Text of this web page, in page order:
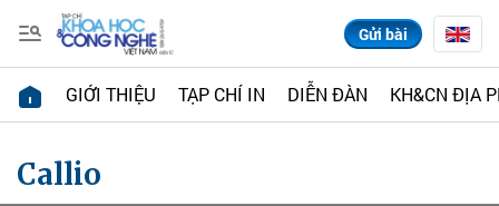
Gửi bài
GIỚI THIỆU TẠP CHÍ IN DIỄN ĐÀN KH&CN ĐỊA
Callio